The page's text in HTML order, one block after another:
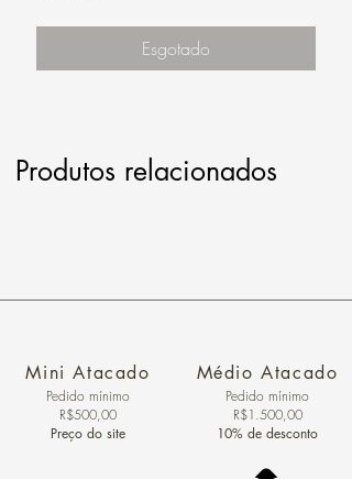
Esgotado
Produtos relacionados
Mini Atacado
Pedido ​mínimo
R$500,00
Preço do site
Médio Atacado
Pedido mínimo
R$1.500,00
10% de desconto